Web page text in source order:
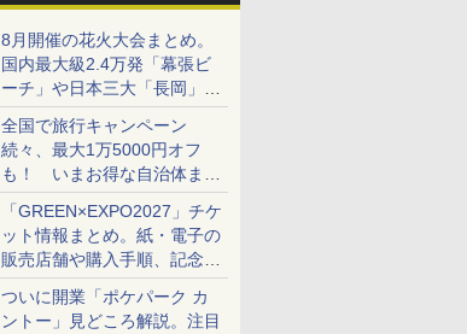
8月開催の花火大会まとめ。
国内最大級2.4万発「幕張ビ
ーチ」や日本三大「長岡」な
ど大型イベント目白押し！
全国で旅行キャンペーン
続々、最大1万5000円オフ
も！ いまお得な自治体まと
め
「GREEN×EXPO2027」チケ
ット情報まとめ。紙・電子の
販売店舗や購入手順、記念チ
ケットも解説
ついに開業「ポケパーク カ
ントー」見どころ解説。注目